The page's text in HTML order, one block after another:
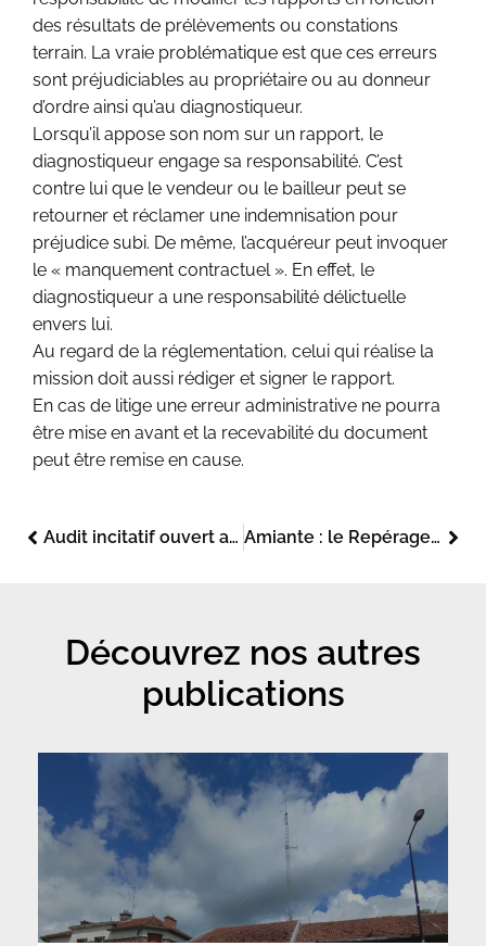
des résultats de prélèvements ou constations
terrain. La vraie problématique est que ces erreurs
sont préjudiciables au propriétaire ou au donneur
d’ordre ainsi qu’au diagnostiqueur.
Lorsqu’il appose son nom sur un rapport, le
diagnostiqueur engage sa responsabilité. C’est
contre lui que le vendeur ou le bailleur peut se
retourner et réclamer une indemnisation pour
préjudice subi. De même, l’acquéreur peut invoquer
le « manquement contractuel ». En effet, le
diagnostiqueur a une responsabilité délictuelle
envers lui.
Au regard de la réglementation, celui qui réalise la
mission doit aussi rédiger et signer le rapport.
En cas de litige une erreur administrative ne pourra
être mise en avant et la recevabilité du document
peut être remise en cause.
Audit incitatif ouvert aux diagnostiqueurs : fin du casse tête pour les propriétaires bailleurs ? Amiante : le Repérage Avant Démolition trop souvent omis.
Découvrez nos autres
publications